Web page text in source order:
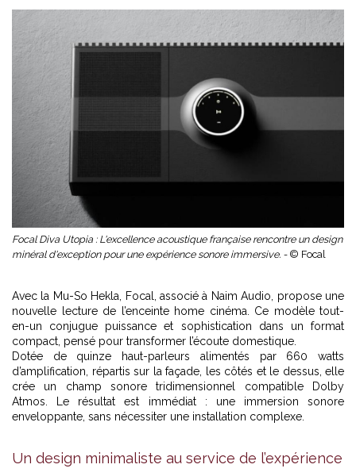
Focal Diva Utopia : L'excellence acoustique française rencontre un design
minéral d'exception pour une expérience sonore immersive. - © Focal
Avec la Mu-So Hekla, Focal, associé à Naim Audio, propose une
nouvelle lecture de l’enceinte home cinéma. Ce modèle tout-
en-un conjugue puissance et sophistication dans un format
compact, pensé pour transformer l’écoute domestique.
Dotée de quinze haut-parleurs alimentés par 660 watts
d’amplification, répartis sur la façade, les côtés et le dessus, elle
crée un champ sonore tridimensionnel compatible Dolby
Atmos. Le résultat est immédiat : une immersion sonore
enveloppante, sans nécessiter une installation complexe.
Un design minimaliste au service de l’expérience